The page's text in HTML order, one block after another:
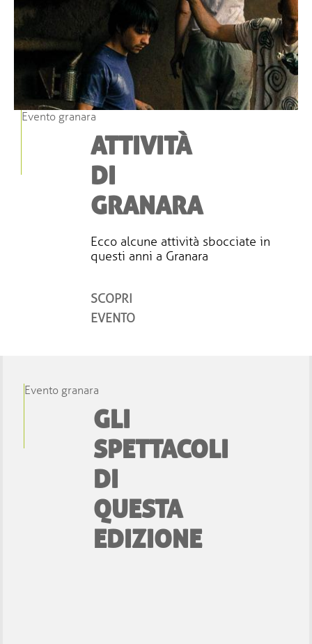
Evento granara
ATTIVITÀ
DI
GRANARA
Ecco alcune attività sbocciate in
questi anni a Granara
SCOPRI
EVENTO
Evento granara
GLI
SPETTACOLI
DI
QUESTA
EDIZIONE